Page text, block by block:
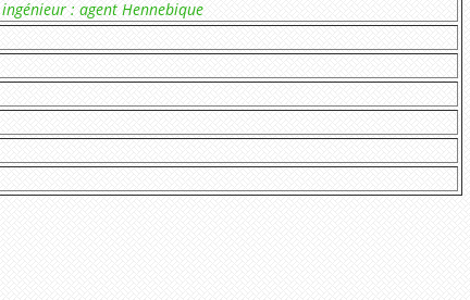
: agent Hennebique